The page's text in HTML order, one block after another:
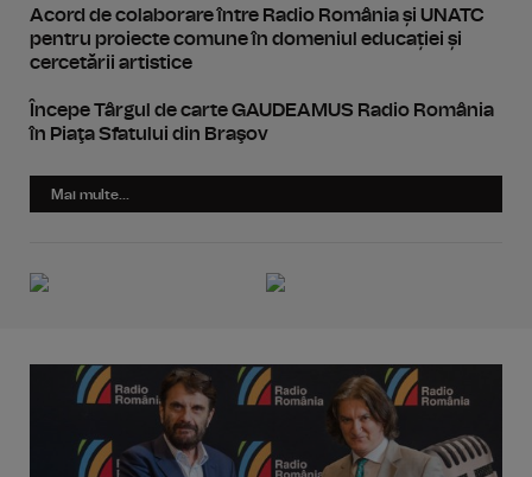
Acord de colaborare între Radio România și UNATC
pentru proiecte comune în domeniul educației și
cercetării artistice
Începe Târgul de carte GAUDEAMUS Radio România
în Piaţa Sfatului din Braşov
Mai multe...